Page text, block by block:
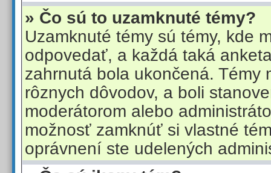
» Čo sú to uzamknuté témy?
Uzamknuté témy sú témy, kde
odpovedať, a každá taká
zahrnutá bola ukončená. Témy
rôznych dôvodov, a boli
moderátorom alebo
možnosť zamknúť si vlastné
oprávnení ste udelených